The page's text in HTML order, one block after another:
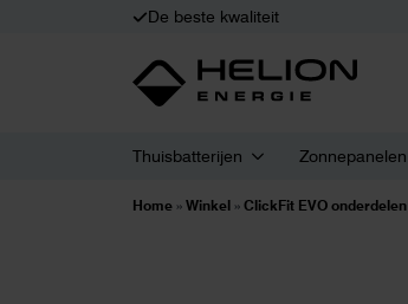
De beste kwaliteit
Thuisbatterijen Zonnepanelen
Home » Winkel » ClickFit EVO onderdelen